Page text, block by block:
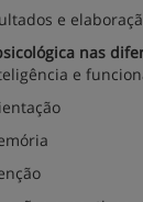
e
nas
e